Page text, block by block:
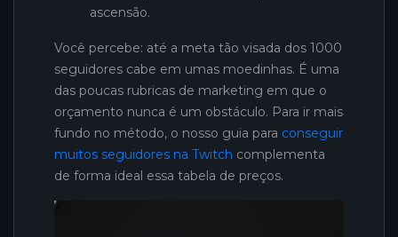
ascensão.
Você percebe: até a meta tão visada dos 1000
seguidores cabe em umas moedinhas. É uma
das poucas rubricas de marketing em que o
orçamento nunca é um obstáculo. Para ir mais
fundo no método, o nosso guia para conseguir
muitos seguidores na Twitch complementa
de forma ideal essa tabela de preços.